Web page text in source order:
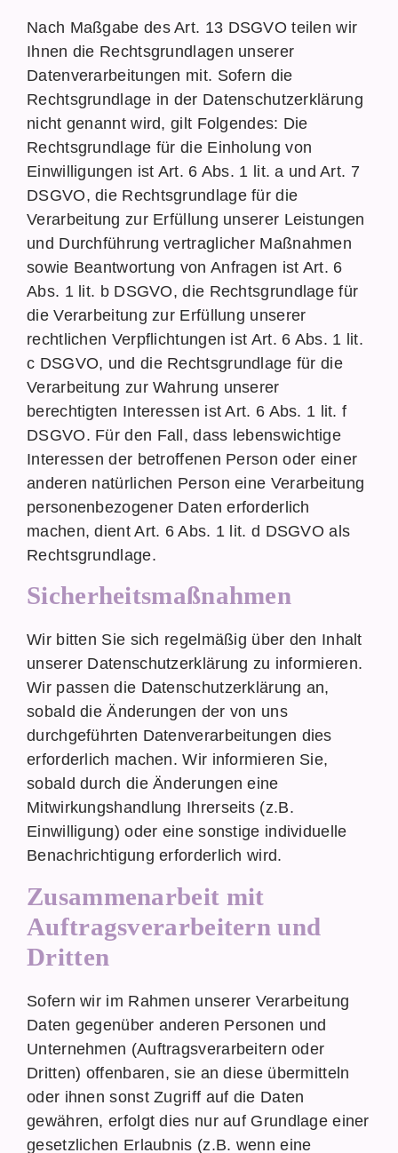
Nach Maßgabe des Art. 13 DSGVO teilen wir
Ihnen die Rechtsgrundlagen unserer
Datenverarbeitungen mit. Sofern die
Rechtsgrundlage in der Datenschutzerklärung
nicht genannt wird, gilt Folgendes: Die
Rechtsgrundlage für die Einholung von
Einwilligungen ist Art. 6 Abs. 1 lit. a und Art. 7
DSGVO, die Rechtsgrundlage für die
Verarbeitung zur Erfüllung unserer Leistungen
und Durchführung vertraglicher Maßnahmen
sowie Beantwortung von Anfragen ist Art. 6
Abs. 1 lit. b DSGVO, die Rechtsgrundlage für
die Verarbeitung zur Erfüllung unserer
rechtlichen Verpflichtungen ist Art. 6 Abs. 1 lit.
c DSGVO, und die Rechtsgrundlage für die
Verarbeitung zur Wahrung unserer
berechtigten Interessen ist Art. 6 Abs. 1 lit. f
DSGVO. Für den Fall, dass lebenswichtige
Interessen der betroffenen Person oder einer
anderen natürlichen Person eine Verarbeitung
personenbezogener Daten erforderlich
machen, dient Art. 6 Abs. 1 lit. d DSGVO als
Rechtsgrundlage.
Sicherheitsmaßnahmen
Wir bitten Sie sich regelmäßig über den Inhalt
unserer Datenschutzerklärung zu informieren.
Wir passen die Datenschutzerklärung an,
sobald die Änderungen der von uns
durchgeführten Datenverarbeitungen dies
erforderlich machen. Wir informieren Sie,
sobald durch die Änderungen eine
Mitwirkungshandlung Ihrerseits (z.B.
Einwilligung) oder eine sonstige individuelle
Benachrichtigung erforderlich wird.
Zusammenarbeit mit
Auftragsverarbeitern und
Dritten
Sofern wir im Rahmen unserer Verarbeitung
Daten gegenüber anderen Personen und
Unternehmen (Auftragsverarbeitern oder
Dritten) offenbaren, sie an diese übermitteln
oder ihnen sonst Zugriff auf die Daten
gewähren, erfolgt dies nur auf Grundlage einer
gesetzlichen Erlaubnis (z.B. wenn eine